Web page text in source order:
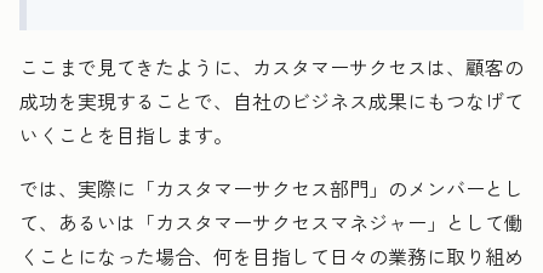
ここまで見てきたように、カスタマーサクセスは、顧客の
成功を実現することで、自社のビジネス成果にもつなげて
いくことを目指します。
では、実際に「カスタマーサクセス部門」のメンバーとし
て、あるいは「カスタマーサクセスマネジャー」として働
くことになった場合、何を目指して日々の業務に取り組め